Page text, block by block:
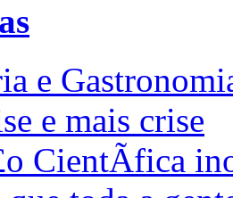
e
e mais crise
CientÃ­fica